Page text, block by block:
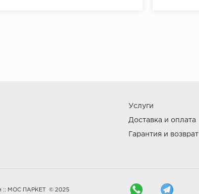
Услуги
Доставка и оплата
Гарантия и возврат
:: МОС ПАРКЕТ © 2025